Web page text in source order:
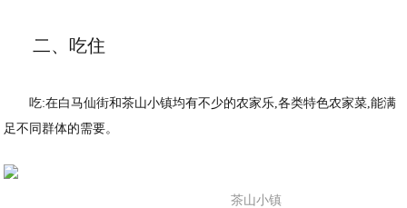
二、吃住
吃:在白马仙街和茶山小镇均有不少的农家乐,各类特色农家菜,能满
足不同群体的需要。
茶山小镇